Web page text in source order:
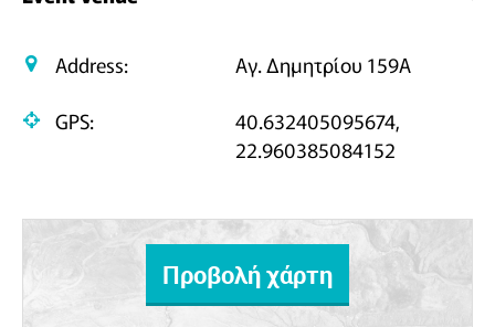
Address:
Αγ. Δημητρίου 159Α
GPS:
40.632405095674,
22.960385084152
Προβολή χάρτη